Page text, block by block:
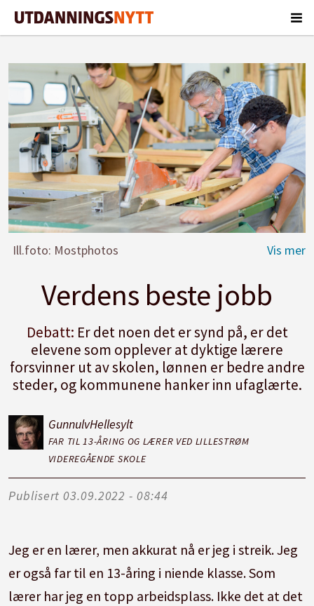
Ill.foto: Mostphotos
Verdens beste jobb
Debatt: Er det noen det er synd på, er det
elevene som opplever at dyktige lærere
forsvinner ut av skolen, lønnen er bedre andre
steder, og kommunene hanker inn ufaglærte.
GunnulvHellesylt
FAR TIL 13-ÅRING OG LÆRER VED LILLESTRØM
VIDEREGÅENDE SKOLE
Publisert 03.09.2022 - 08:44
Jeg er en lærer, men akkurat nå er jeg i streik. Jeg
er også far til en 13-åring i niende klasse. Som
lærer har jeg en topp arbeidsplass. Ikke det at det